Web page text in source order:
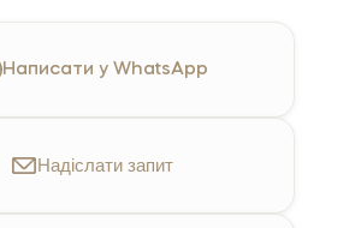
Написати у WhatsApp
Надіслатизапит